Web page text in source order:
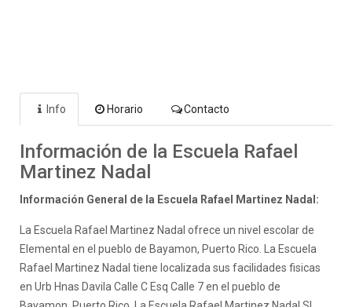
Info Horario Contacto
Información de la Escuela Rafael
Martinez Nadal
Información General de la Escuela Rafael Martinez Nadal:
La Escuela Rafael Martinez Nadal ofrece un nivel escolar de
Elemental en el pueblo de Bayamon, Puerto Rico. La Escuela
Rafael Martinez Nadal tiene localizada sus facilidades fisicas
en Urb Hnas Davila Calle C Esq Calle 7 en el pueblo de